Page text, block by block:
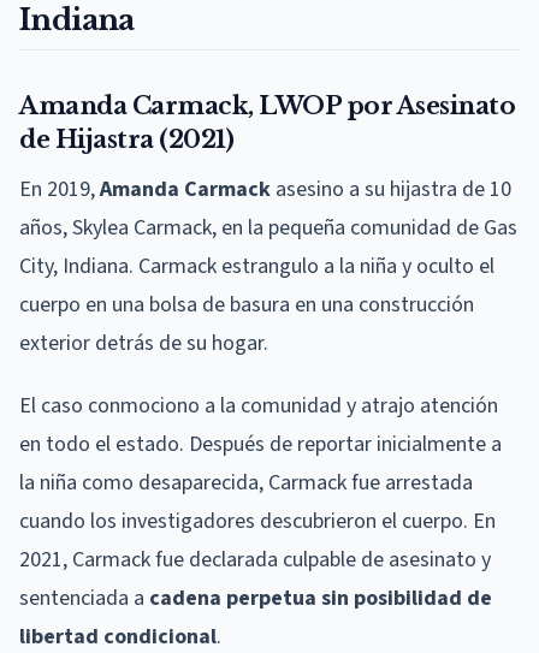
Indiana
Amanda Carmack, LWOP por Asesinato
de Hijastra (2021)
En 2019,Amanda Carmack asesino a su hijastra de 10
años, Skylea Carmack, en la pequeña comunidad de Gas
City, Indiana. Carmack estrangulo a la niña y oculto el
cuerpo en una bolsa de basura en una construcción
exterior detrás de su hogar.
El caso conmociono a la comunidad y atrajo atención
en todo el estado. Después de reportar inicialmente a
la niña como desaparecida, Carmack fue arrestada
cuando los investigadores descubrieron el cuerpo. En
2021, Carmack fue declarada culpable de asesinato y
sentenciada a cadena perpetua sin posibilidad de
libertad condicional.